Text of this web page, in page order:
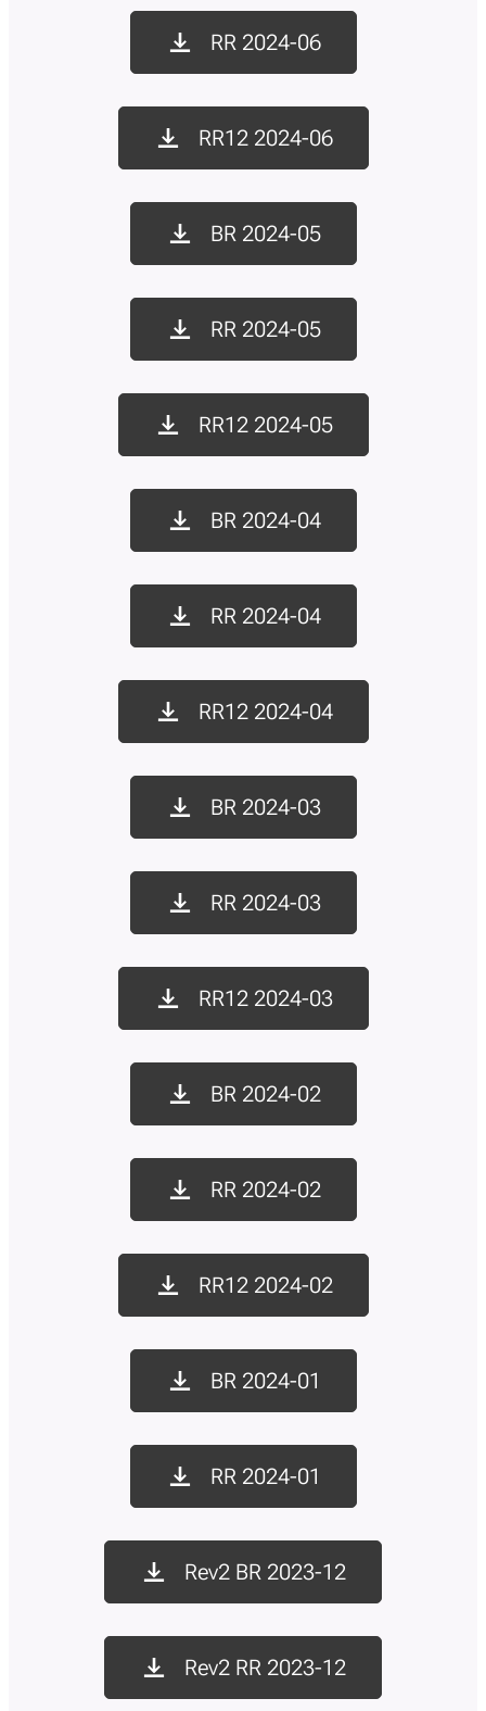
RR 2024-06
RR12 2024-06
BR 2024-05
RR 2024-05
RR12 2024-05
BR 2024-04
RR 2024-04
RR12 2024-04
BR 2024-03
RR 2024-03
RR12 2024-03
BR 2024-02
RR 2024-02
RR12 2024-02
BR 2024-01
RR 2024-01
Rev2 BR 2023-12
Rev2 RR 2023-12